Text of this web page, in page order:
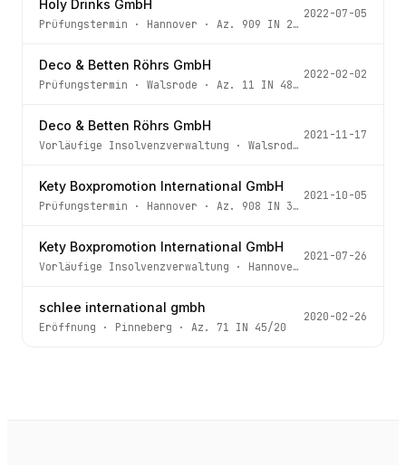
Holy Drinks GmbH
Prüfungstermin · Hannover · Az. 909 IN 243/22 - 1 -
2022-07-05
Deco & Betten Röhrs GmbH
Prüfungstermin · Walsrode · Az. 11 IN 48/21
2022-02-02
Deco & Betten Röhrs GmbH
Vorläufige Insolvenzverwaltung · Walsrode
2021-11-17
Kety Boxpromotion International GmbH
Prüfungstermin · Hannover · Az. 908 IN 300/21 - 3 -
2021-10-05
Kety Boxpromotion International GmbH
Vorläufige Insolvenzverwaltung · Hannover
2021-07-26
schlee international gmbh
Eröffnung · Pinneberg · Az. 71 IN 45/20
2020-02-26